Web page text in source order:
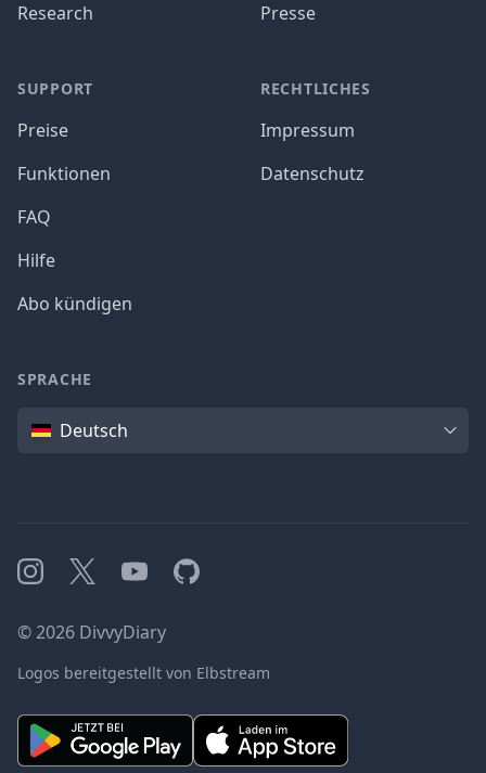
Research
SUPPORT
Preise
Funktionen
FAQ
Hilfe
Abo kündigen
Presse
RECHTLICHES
Impressum
Datenschutz
SPRACHE
SpracheDeutsch
Instagram
X YouTubeGitHub
©2026 DivvyDiary
Logos bereitgestellt von Elbstream